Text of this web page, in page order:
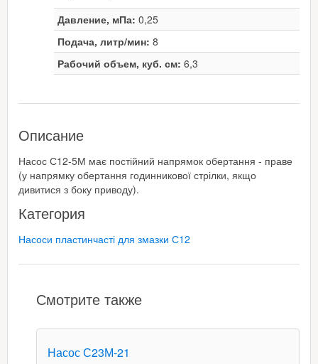
Давление, мПа: 0,25
Подача, литр/мин: 8
Рабочий объем, куб. см: 6,3
Описание
Насос С12-5М має постійний напрямок обертання - праве
(у напрямку обертання годинникової стрілки, якщо
дивитися з боку приводу).
Категория
Насоси пластинчасті для змазки С12
Смотрите также
Насос С23М-21